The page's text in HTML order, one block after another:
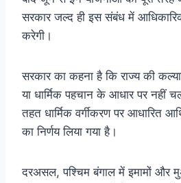
सरकार जल्द ही इस संबंध में
करेगी।
सरकार का कहना है कि राज्य की
या धार्मिक पहचान के आधार पर नहीं
तहत धार्मिक वर्गीकरण पर आधारित
का निर्णय लिया गया है।
दरअसल, पश्चिम बंगाल में इमामों और